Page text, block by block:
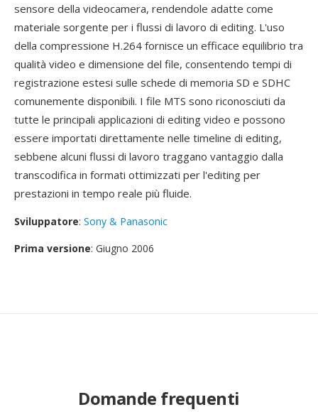
sensore della videocamera, rendendole adatte come
materiale sorgente per i flussi di lavoro di editing. L'uso
della compressione H.264 fornisce un efficace equilibrio tra
qualità video e dimensione del file, consentendo tempi di
registrazione estesi sulle schede di memoria SD e SDHC
comunemente disponibili. I file MTS sono riconosciuti da
tutte le principali applicazioni di editing video e possono
essere importati direttamente nelle timeline di editing,
sebbene alcuni flussi di lavoro traggano vantaggio dalla
transcodifica in formati ottimizzati per l'editing per
prestazioni in tempo reale più fluide.
Sviluppatore: Sony & Panasonic
Prima versione: Giugno 2006
Domande frequenti